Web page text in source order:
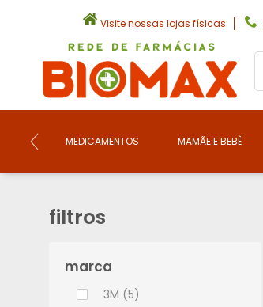
Visite nossas lojas físicas
MEDICAMENTOS MAMÃE E BEBÊ
filtros
marca
3M (5)